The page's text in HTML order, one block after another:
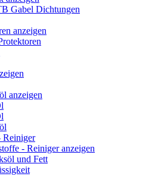
Gabel Dichtungen
anzeigen
anzeigen
Reiniger
- Reiniger anzeigen
und Fett